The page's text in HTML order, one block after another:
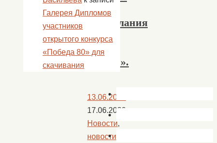
акцию
«Пожелания
в
День
России».
13.06.2020
17.06.2020
Новости,
новости
Галерея Дипломов
участников
открытого конкурса
«Победа 80» для
скачивания